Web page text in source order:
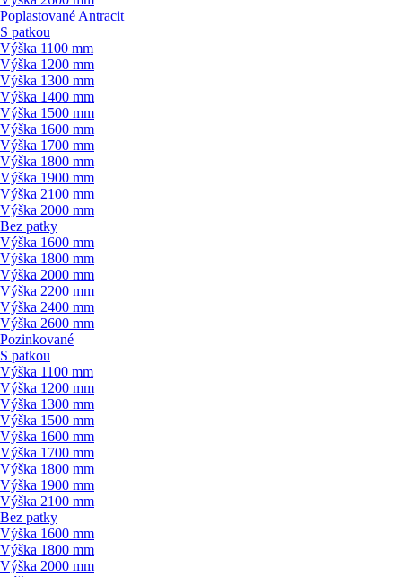
Poplastované Antracit
S patkou
Výška 1100 mm
Výška 1200 mm
Výška 1300 mm
Výška 1400 mm
Výška 1500 mm
Výška 1600 mm
Výška 1700 mm
Výška 1800 mm
Výška 1900 mm
Výška 2100 mm
Výška 2000 mm
Bez patky
Výška 1600 mm
Výška 1800 mm
Výška 2000 mm
Výška 2200 mm
Výška 2400 mm
Výška 2600 mm
Pozinkované
S patkou
Výška 1100 mm
Výška 1200 mm
Výška 1300 mm
Výška 1500 mm
Výška 1600 mm
Výška 1700 mm
Výška 1800 mm
Výška 1900 mm
Výška 2100 mm
Bez patky
Výška 1600 mm
Výška 1800 mm
Výška 2000 mm